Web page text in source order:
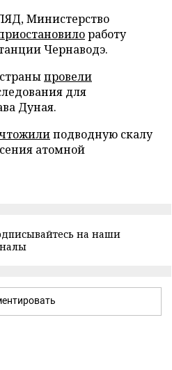
Министерство
работу
Чернаводэ.
провели
для
Дуная.
подводную скалу
атомной
на наши